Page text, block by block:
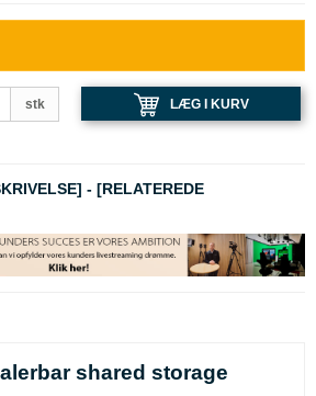
stk LÆG I KURV
- [RELATEREDE
shared storage